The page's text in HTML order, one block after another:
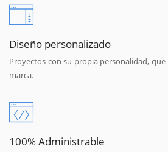
Diseño personalizado
Proyectos con su propia personalidad,
marca.
100% Administrable